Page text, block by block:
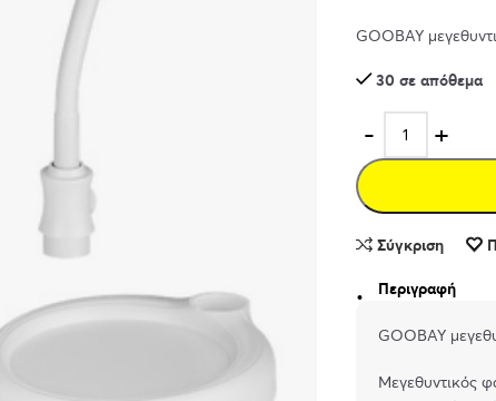
GOOBAY
30 σε απόθεμα
Σύγκριση
Περιγραφή
GOOBAY
Μεγεθυντικός